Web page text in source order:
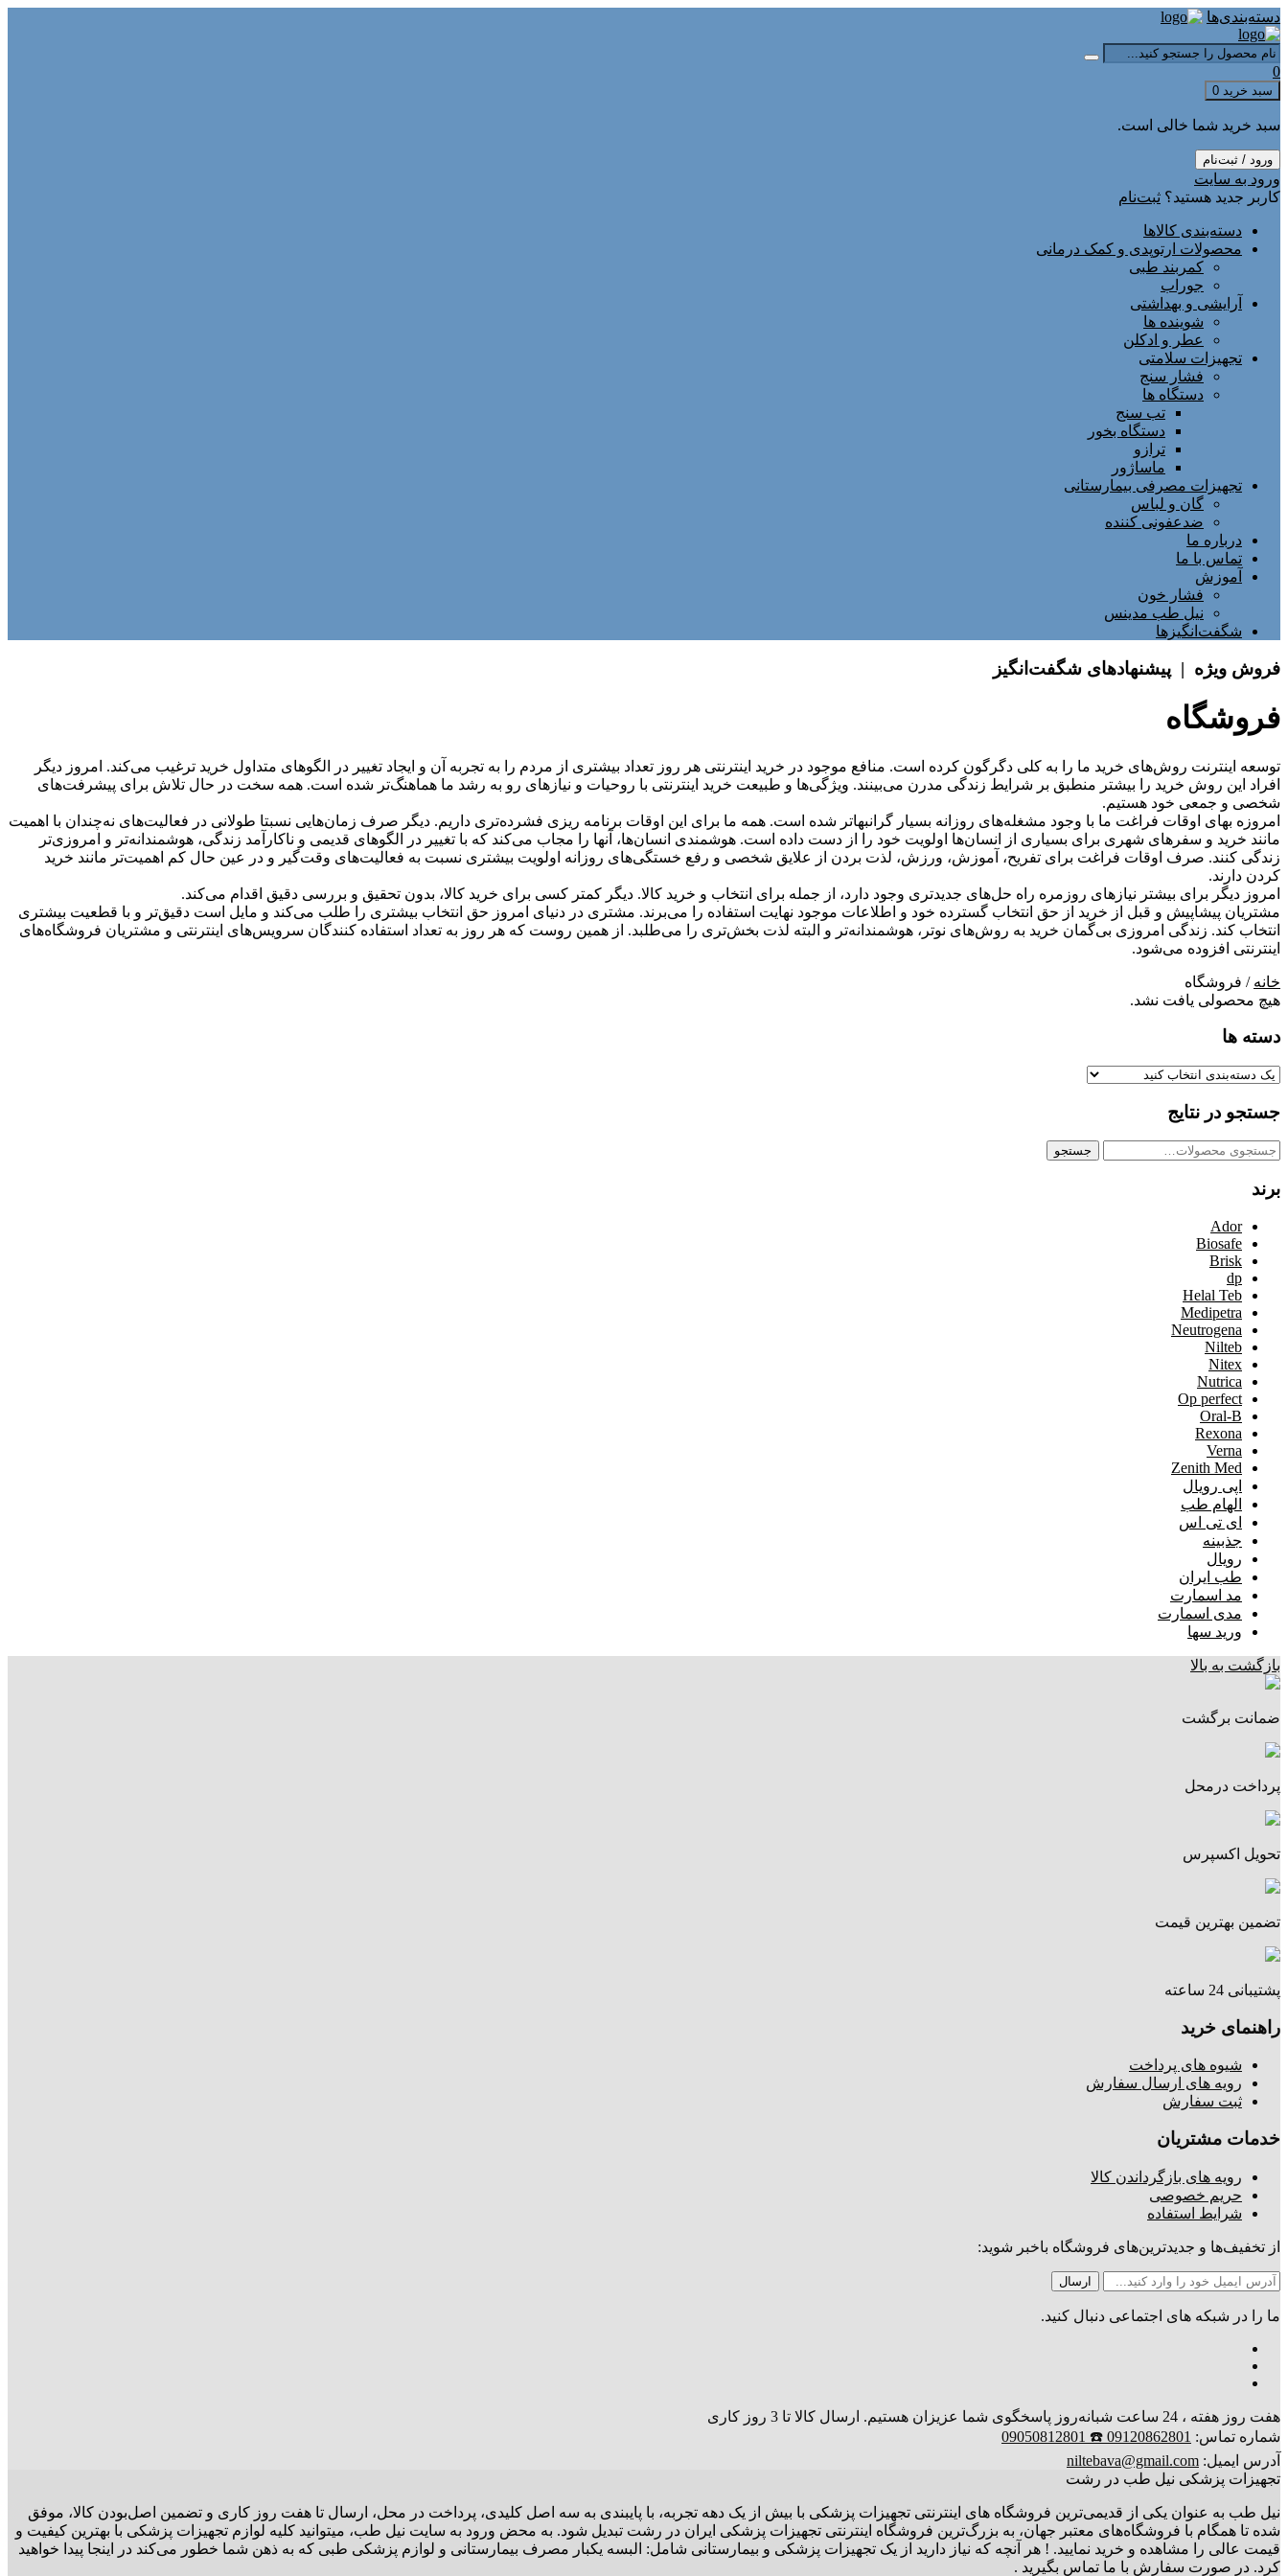
دسته‌بندی‌ها
0
سبد خرید 0
سبد خرید شما خالی است.
ورود / ثبت‌نام
ورود به سایت
کاربر جدید هستید؟ ثبت‌نام
دسته‌بندی کالاها
محصولات ارتوپدی و کمک درمانی
کمربند طبی
جوراب
آرایشی و بهداشتی
شوینده ها
عطر و ادکلن
تجهیزات سلامتی
فشار سنج
دستگاه ها
تب سنج
دستگاه بخور
ترازو
ماساژور
تجهیزات مصرفی بیمارستانی
گان و لباس
ضدعفونی کننده
درباره ما
تماس با ما
آموزش
فشار خون
نیل طب مدینس
شگفت‌انگیزها
فروش ویژه | پیشنهادهای شگفت‌انگیز
فروشگاه
توسعه اینترنت روش‌های خرید ما را به کلی دگرگون کرده است. منافع موجود در خرید اینترنتی هر روز تعداد بیشتری از مردم را به تجربه آن و ایجاد تغییر در الگوهای متداول خرید ترغیب می‏‌کند. امروز دیگر
افراد این روش خرید را بیشتر منطبق بر شرایط زندگی مدرن می‏‏‏‌بینند. ویژگی‏‏‏‌ها و طبیعت خرید اینترنتی با روحیات و نیازهای رو به رشد ما هماهنگ‏‏‌تر شده است. همه سخت در حال تلاش برای پیشرفت‏‏‌های
شخصی و جمعی خود هستیم.
امروزه بهای اوقات فراغت ما با وجود مشغله‏‌های روزانه بسیار گرانبها‌تر شده است. همه ما برای این اوقات برنامه ریزی فشرده‏‌تری داریم. دیگر صرف زمان‌هایی نسبتا طولانی در فعالیت‏‌های نه‌چندان با اهمیت
مانند خرید و سفرهای شهری برای بسیاری از انسان‌ها اولویت خود را از دست داده است. هوشمندی انسان‌ها، آنها را مجاب می‏‌کند که با تغییر در الگوهای قدیمی و نا‏کارآمد زندگی، هوشمندانه‏‌تر و امروزی‏‌تر
زندگی کنند. صرف اوقات فراغت برای تفریح، آموزش، ورزش، لذت بردن از علایق شخصی و رفع خستگی‏‏‌های روزانه اولویت بیشتری نسبت به فعالیت‌‏‏‏های وقت‌گیر و در عین حال کم اهمیت‏‏‏‌تر مانند خرید
کردن دارند.
امروز دیگر برای بیشتر نیازهای روزمره راه‏ حل‏‏‏‌های جدیدتری وجود دارد، از جمله برای انتخاب و خرید کالا. دیگر کمتر کسی برای خرید کالا، بدون تحقیق و بررسی دقیق اقدام می‏‌کند.
مشتریان پیشاپیش و قبل از خرید از حق انتخاب گسترده خود و اطلاعات موجود نهایت استفاده را می‏‌برند. مشتری در دنیای امروز حق انتخاب بیشتری را طلب می‏‌کند و مایل است دقیق‏‌تر و با قطعیت بیشتری
انتخاب کند. زندگی امروزی بی‏‌گمان خرید به رو‏‌ش‌های نو‏تر، هوشمندانه‏‌تر و البته لذت‏‏ بخش‏‌تری را می‏‌طلبد. از همین روست که هر روز به تعداد استفاده‏ کنندگان سرویس‌های اینترنتی و مشتریان فروشگاه‏‏‌‏های
اینترنتی افزوده می‌‏‏شود.
خانه / فروشگاه
هیچ محصولی یافت نشد.
دسته ها
جستجو در نتایج
جستجو
جستجو
برند
Ador
Biosafe
Brisk
dp
Helal Teb
Medipetra
Neutrogena
Nilteb
Nitex
Nutrica
Op perfect
Oral-B
Rexona
Verna
Zenith Med
اپی رویال
الهام طب
ای تی اس
جذبینه
رویال
طب ایران
مد اسمارت
مدی اسمارت
ورید سها
بازگشت به بالا
ضمانت برگشت
پرداخت درمحل
تحویل اکسپرس
تضمین بهترین قیمت
پشتیبانی 24 ساعته
راهنمای خرید
شیوه های پرداخت
رویه های ارسال سفارش
ثبت سفارش
خدمات مشتریان
رویه های بازگرداندن کالا
حریم خصوصی
شرایط استفاده
از تخفیف‌ها و جدیدترین‌های فروشگاه باخبر شوید:
ما را در شبکه های اجتماعی دنبال کنید.
هفت روز هفته ، 24 ساعت شبانه‌روز پاسخگوی شما عزیزان هستیم. ارسال کالا تا 3 روز کاری
شماره تماس: 09120862801 ☎️ 09050812801
آدرس ایمیل: niltebava@gmail.com
تجهیزات پزشکی نیل طب در رشت
نیل طب به عنوان یکی از قدیمی‌ترین فروشگاه های اینترنتی تجهیزات پزشکی با بیش از یک دهه تجربه، با پایبندی به سه اصل کلیدی، پرداخت در محل، ارسال تا هفت روز کاری و تضمین اصل‌بودن کالا، موفق
شده تا همگام با فروشگاه‌های معتبر جهان، به بزرگ‌ترین فروشگاه اینترنتی تجهیزات پزشکی ایران در رشت تبدیل شود. به محض ورود به سایت نیل طب، میتوانید کلیه لوازم تجهیزات پزشکی با بهترین کیفیت و
قیمت عالی را مشاهده و خرید نمایید. ! هر آنچه که نیاز دارید از یک تجهیزات پزشکی و بیمارستانی شامل: البسه یکبار مصرف بیمارستانی و لوازم پزشکی طبی که به ذهن شما خطور می‌کند در اینجا پیدا خواهید
کرد. در صورت سفارش با ما تماس بگیرید .